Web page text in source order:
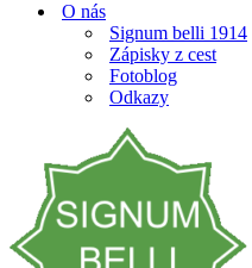
O nás
Signum belli 1914
Zápisky z cest
Fotoblog
Odkazy